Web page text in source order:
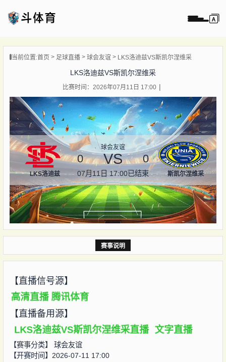
播
像
闻
当前位置:首页 足球直播 球会友谊 LKS洛迪兹VS斯凯尔涅维采
LKS洛迪兹VS斯凯尔涅维采
比赛时间：2026年07月11日 17:00
LKS洛迪兹
球会友谊
0 VS 0
07月11日 17:00已结束 斯凯尔涅维采
赛事说明
【直播信号源】
高清直播 腾讯体育
【直播备用源】
LKS洛迪兹VS斯凯尔涅维采直播 文字直播
【赛事分类】 球会友谊
【开赛时间】2026-07-11 17:00